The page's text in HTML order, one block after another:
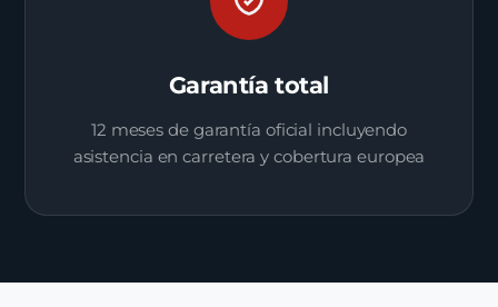
Garantía total
12 meses de garantía oficial incluyendo
asistencia en carretera y cobertura europea